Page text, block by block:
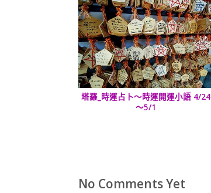
塔羅_時運占卜～時運開運小語 4/24
～5/1
No Comments Yet